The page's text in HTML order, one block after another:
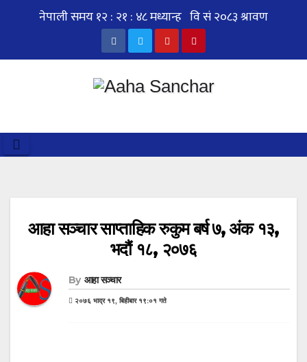
आहा सञ्चार साप्ताहिक रुकुम बर्ष ७, अंक १३,
भदौं १८, २०७६
By आहा सञ्चार
२०७६ भाद्र १९, बिहीबार १९:०१ गते